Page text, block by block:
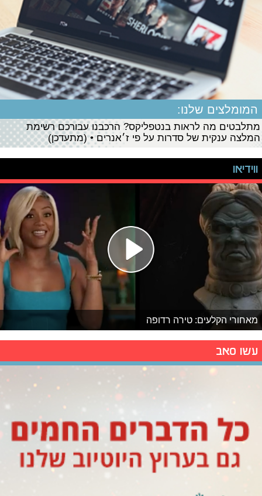
המומלצים שלנו:
מתלבטים מה לראות בנטפליקס? הרכבנו עבורכם רשימת
המלצה ענקית של סדרות על פי ז׳אנרים • (מתעדכן)
ווידיאו
מאחורי הקלעים: טירה רדופה
עשו סאב